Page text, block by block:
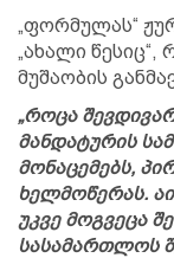
„ფორმულას“
„ახალი
მუშაობის
„როცა
მანდატურის
მონაცემებს,
ხელმოწერას.
უკვე მოგვეცა
სასამართლოს